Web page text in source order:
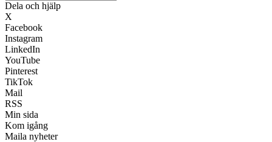
Dela och hjälp
X
Facebook
Instagram
LinkedIn
YouTube
Pinterest
TikTok
Mail
RSS
Min sida
Kom igång
Maila nyheter